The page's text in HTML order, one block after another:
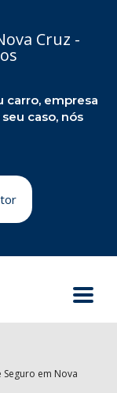
Cruz -
carro, empresa
caso, nós
em Nova